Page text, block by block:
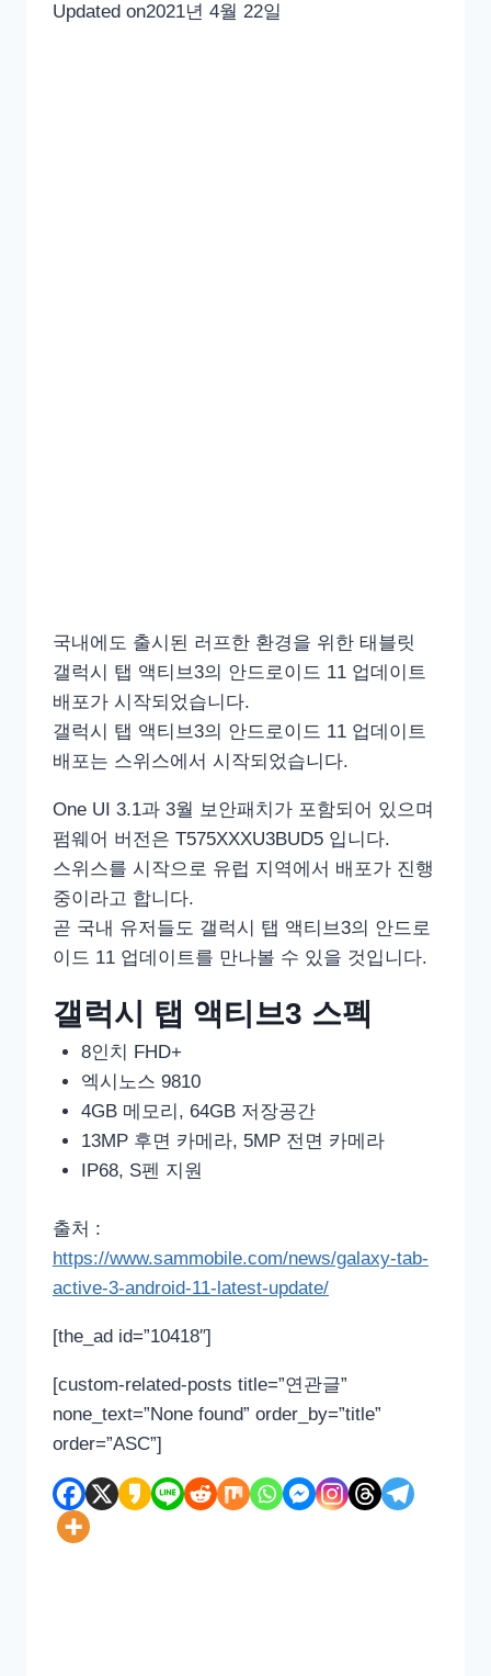
Updated on2021년 4월 22일
국내에도 출시된 러프한 환경을 위한 태블릿
갤럭시 탭 액티브3의 안드로이드 11 업데이트
배포가 시작되었습니다.
갤럭시 탭 액티브3의 안드로이드 11 업데이트
배포는 스위스에서 시작되었습니다.
One UI 3.1과 3월 보안패치가 포함되어 있으며
펌웨어 버전은 T575XXXU3BUD5 입니다.
스위스를 시작으로 유럽 지역에서 배포가 진행
중이라고 합니다.
곧 국내 유저들도 갤럭시 탭 액티브3의 안드로
이드 11 업데이트를 만나볼 수 있을 것입니다.
갤럭시 탭 액티브3 스펙
8인치 FHD+
엑시노스 9810
4GB 메모리, 64GB 저장공간
13MP 후면 카메라, 5MP 전면 카메라
IP68, S펜 지원
출처 :
https://www.sammobile.com/news/galaxy-tab-
active-3-android-11-latest-update/
[the_ad id=”10418″]
[custom-related-posts title=”연관글”
none_text=”None found” order_by=”title”
order=”ASC”]